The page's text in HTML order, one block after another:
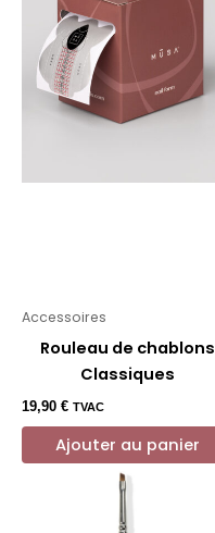
Accessoires
Rouleau de chablons
Classiques
19,90 € TVAC
Ajouter au panier